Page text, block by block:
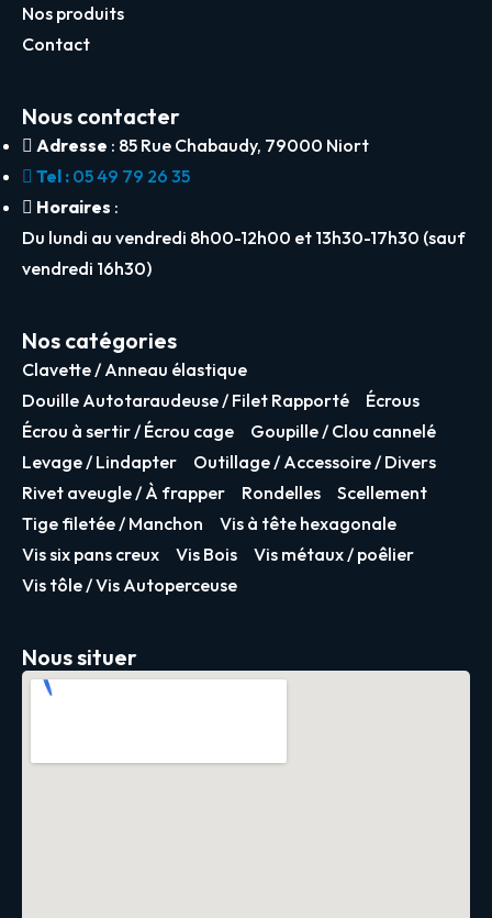
Nos produits
Contact
Nous contacter
Adresse : 85 Rue Chabaudy, 79000 Niort
Tel : 05 49 79 26 35
Horaires :
Du lundi au vendredi 8h00-12h00 et 13h30-17h30 (sauf
vendredi 16h30)
Nos catégories
Clavette / Anneau élastique
Douille Autotaraudeuse / Filet Rapporté
Écrous
Écrou à sertir / Écrou cage
Goupille / Clou cannelé
Levage / Lindapter
Outillage / Accessoire / Divers
Rivet aveugle / À frapper
Rondelles
Scellement
Tige filetée / Manchon
Vis à tête hexagonale
Vis six pans creux
Vis Bois
Vis métaux / poêlier
Vis tôle / Vis Autoperceuse
Nous situer